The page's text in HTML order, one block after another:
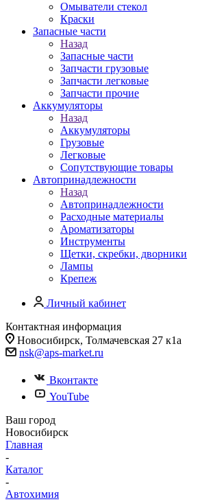
Омыватели стекол
Краски
Запасные части
Назад
Запасные части
Запчасти грузовые
Запчасти легковые
Запчасти прочие
Аккумуляторы
Назад
Аккумуляторы
Грузовые
Легковые
Сопутствующие товары
Автопринадлежности
Назад
Автопринадлежности
Расходные материалы
Ароматизаторы
Инструменты
Щетки, скребки, дворники
Лампы
Крепеж
Личный кабинет
Контактная информация
Новосибирск, Толмачевская 27 к1а
nsk@aps-market.ru
Вконтакте
YouTube
Ваш город
Новосибирск
Главная
-
Каталог
-
Автохимия